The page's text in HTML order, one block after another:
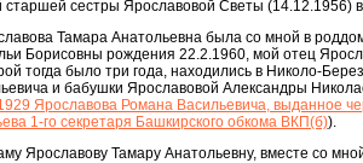
сестры Ярославовой Светы (14.12.1956)
Тамара Анатольевна была со мной в
Борисовны рождения 22.2.1960, мой отец
тогда было три года, находились в Николо-
и бабушки Ярославовой Александры
Ярославова Романа Васильевича, выданное
1-го секретаря Башкирского обкома ВКП(б)).
Ярославову Тамару Анатольевну, вместе со